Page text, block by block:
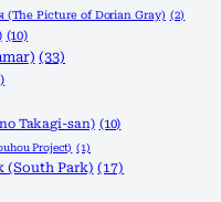
(The Picture of Dorian Gray) (2)
(10)
(33)
Takagi-san) (10)
Project) (1)
(South Park) (17)